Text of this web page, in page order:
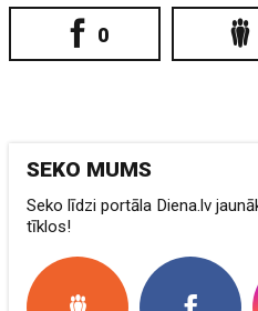
0
SEKO MUMS
Seko līdzi portāla Diena.lv
tīklos!